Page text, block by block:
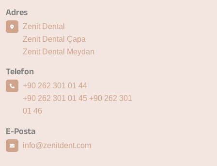
Adres
Zenit Dental
Zenit Dental Çapa
Zenit Dental Meydan
Telefon
+90 262 301 01 44
+90 262 301 01 45 +90 262 301
01 46
E-Posta
info@zenitdent.com